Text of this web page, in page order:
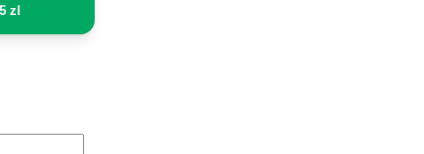
zl